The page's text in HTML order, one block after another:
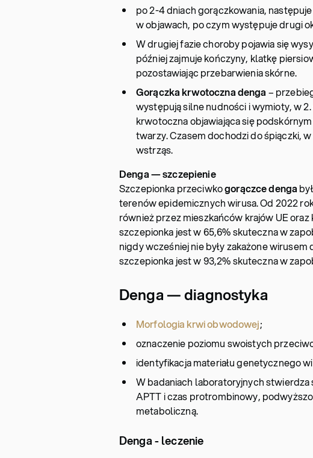
po 2-4 dniach gorączkowania,
w objawach, po czym występuje drugi
W drugiej fazie choroby pojawia się
później zajmuje kończyny, klatkę
pozostawiając przebarwienia skórne.
Gorączka krwotoczna denga –
występują silne nudności i wymioty, w
krwotoczna objawiająca się
twarzy. Czasem dochodzi do śpiączki,
wstrząs.
Denga — szczepienie
Szczepionka przeciwkogorączce denga
terenów epidemicznych wirusa. Od 2022
również przez mieszkańców krajów UE oraz
szczepionka jest w 65,6% skuteczna w
nigdy wcześniej nie były zakażone
szczepionka jest w 93,2% skuteczna w
Denga — diagnostyka
Morfologia krwi obwodowej;
oznaczenie poziomu swoistych
identyfikacja materiału genetycznego
W badaniach laboratoryjnych
APTT i czas protrombinowy,
metaboliczną.
Denga - leczenie